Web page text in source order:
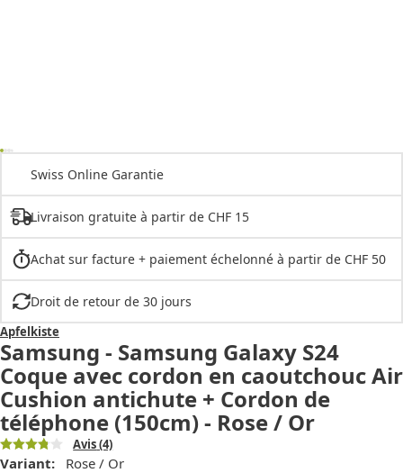
Swiss Online Garantie
Livraison gratuite à partir de CHF 15
Achat sur facture + paiement échelonné à partir de CHF 50
Droit de retour de 30 jours
Apfelkiste
Samsung - Samsung Galaxy S24
Coque avec cordon en caoutchouc Air
Cushion antichute + Cordon de
téléphone (150cm) - Rose / Or
Avis(4)
Variant: Rose / Or